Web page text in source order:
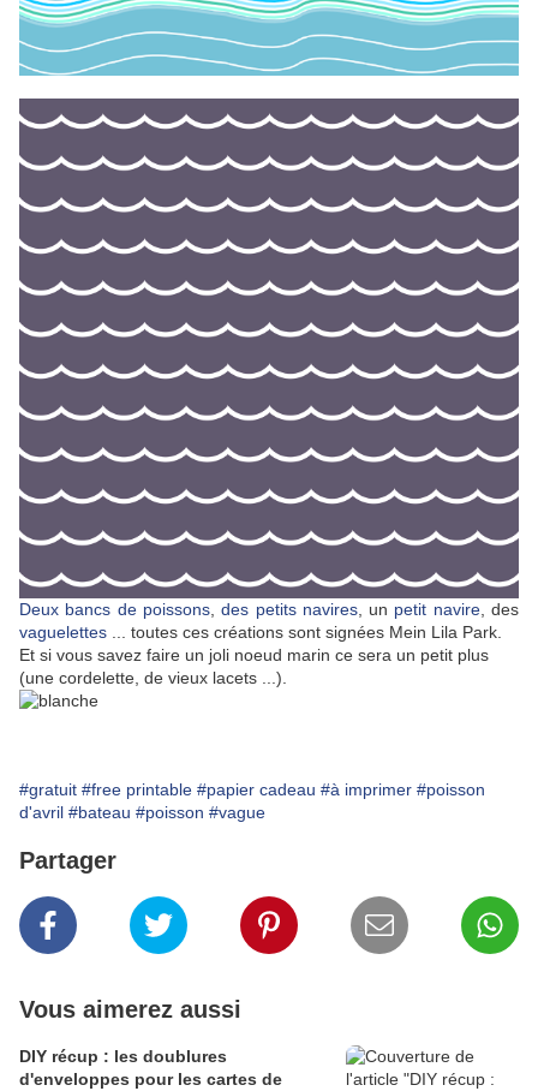
Deux bancs de poissons, des petits navires, un petit navire, des
vaguelettes ... toutes ces créations sont signées Mein Lila Park.
Et si vous savez faire un joli noeud marin ce sera un petit plus
(une cordelette, de vieux lacets ...).
#gratuit #free printable #papier cadeau #à imprimer #poisson
d'avril #bateau #poisson #vague
Partager
Vous aimerez aussi
DIY récup : les doublures
d'enveloppes pour les cartes de